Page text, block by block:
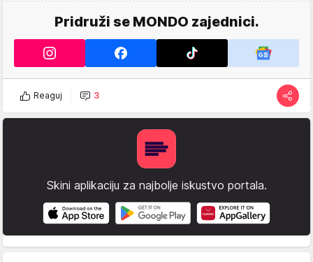
Pridruži se MONDO zajednici.
Reaguj 3
Skini aplikaciju za najbolje iskustvo portala.